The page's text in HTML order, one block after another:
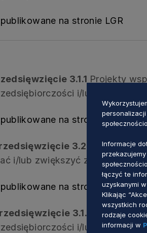
na stronie LGR
3.1.1 Projekty
i/lub innowacji
na stronie LGR
3.2.1
Projekty
i/lub zwiększyć zatrudnienie
na stronie LGR
3.1.1
Projekty
i/lub innowacji
Informacje
łączyć te
uzyskanymi
Klikając
wszystkich
rodzaje
informacji w